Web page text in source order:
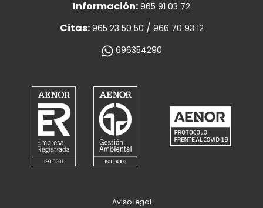
Información: 965 91 03 72
Citas: 965 23 50 50 / 966 70 93 12
696354290
Aviso legal